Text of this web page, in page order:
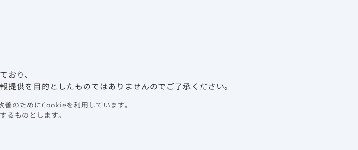
ーズ
おり、
供を目的としたものではありませんのでご了承ください。
のためにCookieを利用しています。
るものとします。